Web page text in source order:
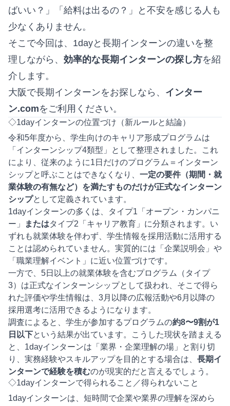
ばいい？」「給料は出るの？」と不安を感じる人も
少なくありません。
そこで今回は、1dayと長期インターンの違いを整
理しながら、 効率的な長期インターンの探し方を紹
介します。
大阪で長期インターンをお探しなら、 インター
ン.comをご利用ください。
◇1dayインターンの位置づけ（新ルールと結論）
令和5年度から、学生向けのキャリア形成プログラムは
「インターンシップ4類型」として整理されました。これ
により、従来のように1日だけのプログラム＝インターン
シップと呼ぶことはできなくなり、 一定の要件（期間・就
業体験の有無など）を満たすものだけが正式なインターン
シップとして定義されています。
1dayインターンの多くは、タイプ1「オープン・カンパニ
ー」
またはタイプ2「キャリア教育」に分類されます。い
ずれも就業体験を伴わず、学生情報を採用活動に活用する
ことは認められていません。実質的には「企業説明会」や
「職業理解イベント」に近い位置づけです。
一方で、5日以上の就業体験を含むプログラム（タイプ
3）は正式なインターンシップとして扱われ、そこで得ら
れた評価や学生情報は、3月以降の広報活動や6月以降の
採用選考に活用できるようになります。
調査によると、学生が参加するプログラムの約8〜9割が1
日以下という結果が出ています。こうした現状を踏まえる
と、1dayインターンは「業界・企業理解の場」と割り切
り、実務経験やスキルアップを目的とする場合は、 長期イ
ンターンで経験を積むのが現実的だと言えるでしょう。
◇1dayインターンで得られること／得られないこと
1dayインターンは、短時間で企業や業界の理解を深めら